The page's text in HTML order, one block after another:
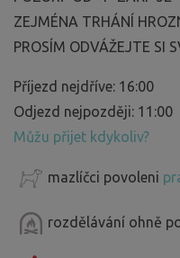
ZEJMÉNA TRHÁNÍ
PROSÍM ODVÁŽEJTE SI
Příjezd nejdříve: 16:00
Odjezd nejpozději: 11:00
Můžu přijet kdykoliv?
mazlíčci povoleni
rozdělávání ohně